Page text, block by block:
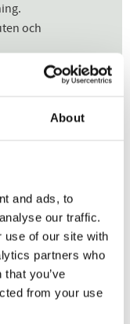
About
and ads, to
our traffic.
use of our site with
partners who
you’ve
from your use
och